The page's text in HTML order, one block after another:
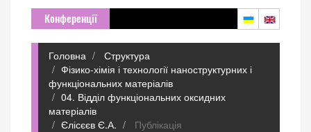
Конференції
Головна
Структура
Фізико-хімія і технології наноструктурних і
функціональних матеріалів
04. Відділ функціональних оксидних
матеріалів
Єлісєєв Є.А.
Публікація